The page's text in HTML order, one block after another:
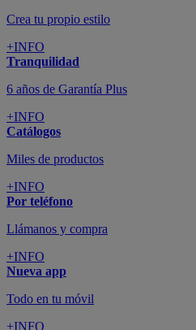
Crea tu propio estilo
+INFO
Tranquilidad
6 años de Garantía Plus
+INFO
Catálogos
Miles de productos
+INFO
Por teléfono
Llámanos y compra
+INFO
Nueva app
Todo en tu móvil
+INFO